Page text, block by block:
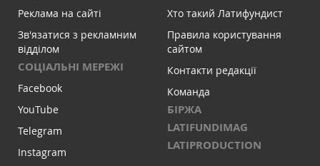
Реклама на сайті
Зв'язатися з рекламним
відділом
СОЦІАЛЬНІ МЕРЕЖІ
Facebook
YouTube
Telegram
Instagram
Хто такий Латифундист
Правила користування
сайтом
Контакти редакції
Команда
БІРЖА
LATIFUNDIMAG
LATIPRODUCTION